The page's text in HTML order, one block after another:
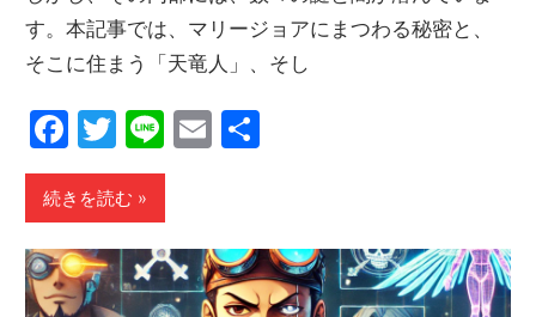
す。本記事では、マリージョアにまつわる秘密と、
そこに住まう「天竜人」、そし
Facebook
Twitter
LineEmail
続きを読む